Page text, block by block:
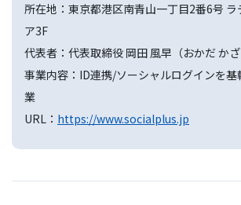
所在地：東京都港区南青山一丁目2番6号 ラ
ア3F
代表者：代表取締役 岡田 風早（おかだ かざ
事業内容：ID連携/ソーシャルログインを基
業
URL： https://www.socialplus.jp